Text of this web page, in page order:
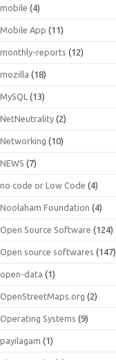
mobile (4)
Mobile App (11)
monthly-reports (12)
mozilla (18)
MySQL (13)
NetNeutrality (2)
Networking (10)
NEWS (7)
no code or Low Code (4)
Noolaham Foundation (4)
Open Source Software (124)
Open source softwares (147)
open-data (1)
OpenStreetMaps.org (2)
Operating Systems (9)
payilagam (1)